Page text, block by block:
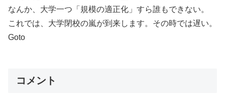
なんか、大学一つ「規模の適正化」すら誰もできない。
これでは、大学閉校の嵐が到来します。その時では遅い。
Goto
コメント